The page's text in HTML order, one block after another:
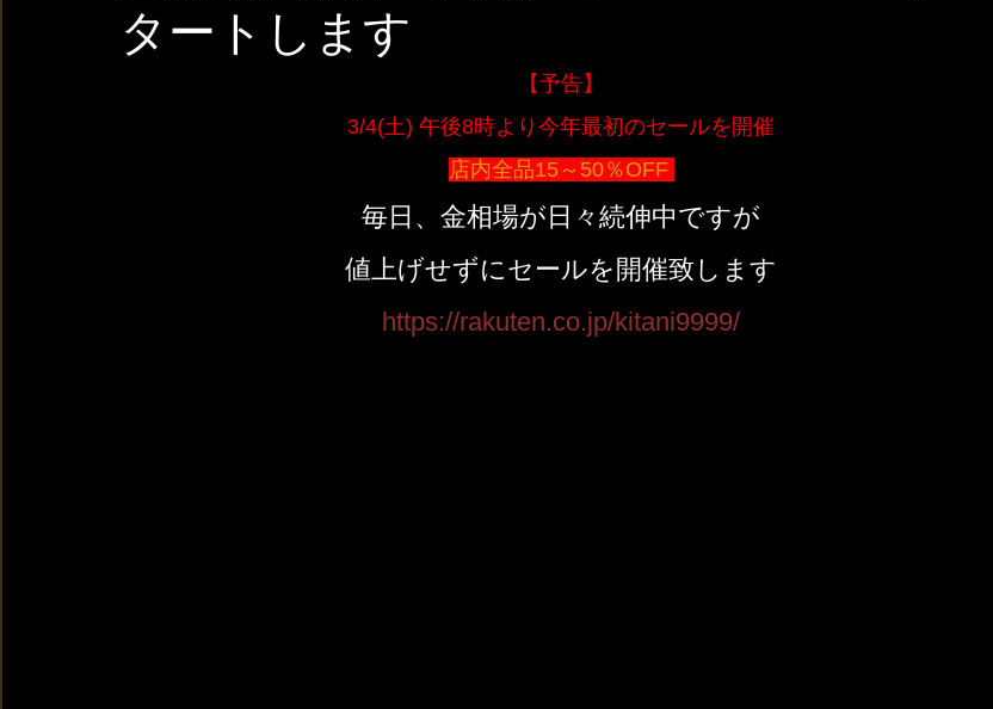
タートします
【予告】
3/4(土) 午後8時より今年最初のセールを開催
店内全品15～50％OFF
毎日、金相場が日々続伸中ですが
値上げせずにセールを開催致します
https://rakuten.co.jp/kitani9999/